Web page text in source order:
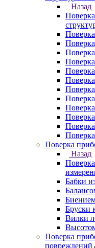
Назад
Поверка
Поверка
Назад
Бабки
Бруски
Вилки
Поверка
повреждений